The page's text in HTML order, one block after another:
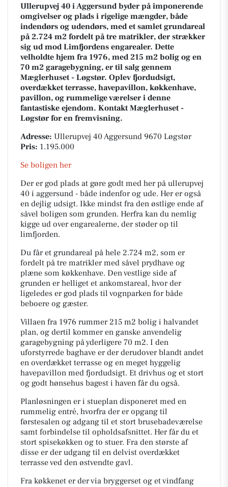
Ullerupvej 40 i Aggersund byder på imponerende
omgivelser og plads i rigelige mængder, både
indendørs og udendørs, med et samlet grundareal
på 2.724 m2 fordelt på tre matrikler, der strækker
sig ud mod Limfjordens engarealer. Dette
velholdte hjem fra 1976, med 215 m2 bolig og en
70 m2 garagebygning, er til salg gennem
Mæglerhuset - Løgstør. Oplev fjordudsigt,
overdækket terrasse, havepavillon, køkkenhave,
pavillon, og rummelige værelser i denne
fantastiske ejendom. Kontakt Mæglerhuset -
Løgstør for en fremvisning.
Adresse: Ullerupvej 40 Aggersund 9670 Løgstør
Pris: 1.195.000
Se boligen her
Der er god plads at gøre godt med her på ullerupvej
40 i aggersund - både indenfor og ude. Her er også
en dejlig udsigt. Ikke mindst fra den østlige ende af
såvel boligen som grunden. Herfra kan du nemlig
kigge ud over engarealerne, der støder op til
limfjorden.
Du får et grundareal på hele 2.724 m2, som er
fordelt på tre matrikler med såvel prydhave og
plæne som køkkenhave. Den vestlige side af
grunden er helliget et ankomstareal, hvor der
ligeledes er god plads til vognparken for både
beboere og gæster.
Villaen fra 1976 rummer 215 m2 bolig i halvandet
plan, og dertil kommer en ganske anvendelig
garagebygning på yderligere 70 m2. I den
uforstyrrede baghave er der derudover blandt andet
en overdækket terrasse og en meget hyggelig
havepavillon med fjordudsigt. Et drivhus og et stort
og godt hønsehus bagest i haven får du også.
Planløsningen er i stueplan disponeret med en
rummelig entré, hvorfra der er opgang til
førstesalen og adgang til et stort brusebadeværelse
samt forbindelse til opholdsafsnittet. Her får du et
stort spisekøkken og to stuer. Fra den største af
disse er der udgang til en delvist overdækket
terrasse ved den østvendte gavl.
Fra køkkenet er der via bryggerset og et vindfang